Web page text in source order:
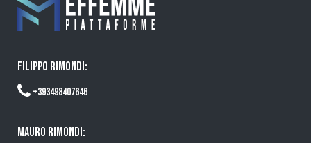
FILIPPO RIMONDI:
+393498407646
MAURO RIMONDI: